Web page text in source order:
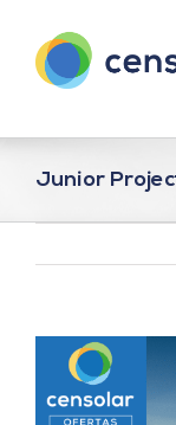
contenido
Junior
imagen
más